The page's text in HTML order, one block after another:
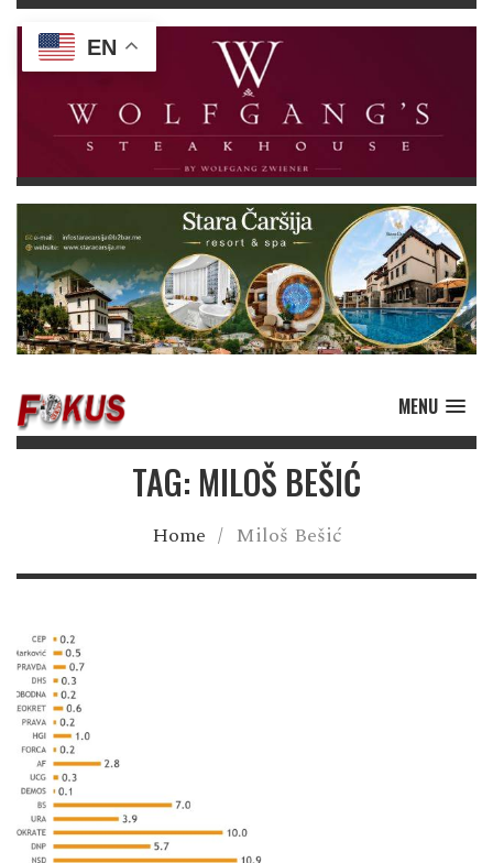
MENU
TAG: MILOŠ BEŠIĆ
Home / Miloš Bešić
EN